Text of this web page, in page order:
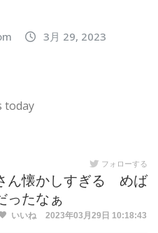
3月 29, 2023
today
フォローする
ん懐かしすぎる めば
ったなぁ
いいね 2023年03月29日 10:18:43